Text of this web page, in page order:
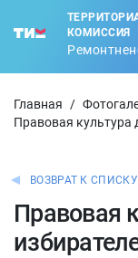
КОМИССИЯ
Главная /
Правовая культура
ВОЗВРАТ К СПИСКУ
Правовая